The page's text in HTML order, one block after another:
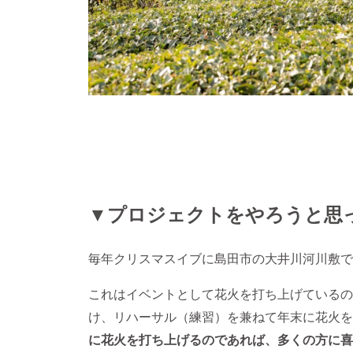
▼プロジェクトをやろうと思
毎年クリスマスイブに島田市の大井川河川敷
これはイベントとして花火を打ち上げている
け、リハーサル（練習）を兼ねて年末に花火
に花火を打ち上げるのであれば、多くの方に